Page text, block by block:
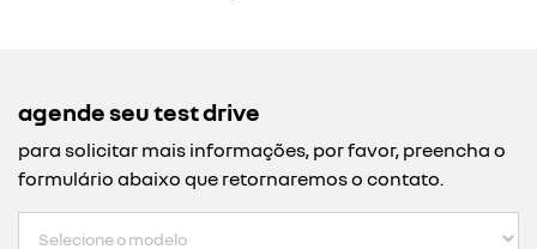
agende seu test drive
para solicitar mais informações, por favor, preencha o
formulário abaixo que retornaremos o contato.